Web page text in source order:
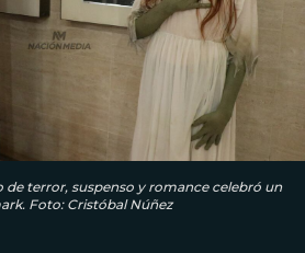
de terror, suspenso y romance celebró un
Foto: Cristóbal Núñez